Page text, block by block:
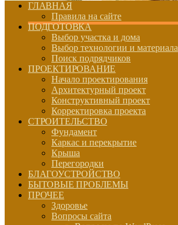
ГЛАВНАЯ
Правила на сайте
ПОДГОТОВКА
Выбор участка и дома
Выбор технологии и материала
Поиск подрядчиков
ПРОЕКТИРОВАНИЕ
Начало проектирования
Архитектурный проект
Конструктивный проект
Корректировка проекта
СТРОИТЕЛЬСТВО
Фундамент
Каркас и перекрытие
Крыша
Перегородки
БЛАГОУСТРОЙСТВО
БЫТОВЫЕ ПРОБЛЕМЫ
ПРОЧЕЕ
Здоровье
Вопросы сайта